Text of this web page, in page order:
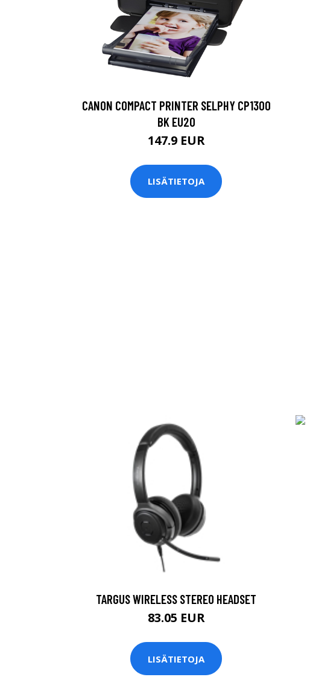
CANON COMPACT PRINTER SELPHY CP1300
BK EU20
147.9 EUR
LISÄTIETOJA
TARGUS WIRELESS STEREO HEADSET
83.05 EUR
LISÄTIETOJA